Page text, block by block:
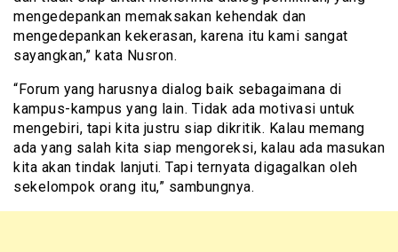
mengedepankan memaksakan kehendak dan
mengedepankan kekerasan, karena itu kami sangat
sayangkan,” kata Nusron.
“Forum yang harusnya dialog baik sebagaimana di
kampus-kampus yang lain. Tidak ada motivasi untuk
mengebiri, tapi kita justru siap dikritik. Kalau memang
ada yang salah kita siap mengoreksi, kalau ada masukan
kita akan tindak lanjuti. Tapi ternyata digagalkan oleh
sekelompok orang itu,” sambungnya.